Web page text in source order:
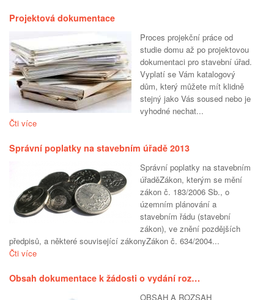
Projektová dokumentace
Proces projekční práce od
studie domu až po projektovou
dokumentaci pro stavební úřad.
Vyplatí se Vám katalogový
dům, který můžete mít klidně
stejný jako Vás soused nebo je
vyhodné nechat...
Čti více
Správní poplatky na stavebním úřadě 2013
Správní poplatky na stavebním
úřaděZákon, kterým se mění
zákon č. 183/2006 Sb., o
územním plánování a
stavebním řádu (stavební
zákon), ve znění pozdějších
předpisů, a některé související zákonyZákon č. 634/2004...
Čti více
Obsah dokumentace k žádosti o vydání roz…
OBSAH A ROZSAH